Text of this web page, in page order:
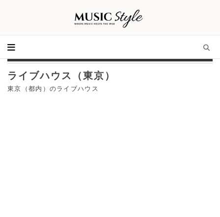
ライブハウス（東京）
東京（都内）のライブハウス